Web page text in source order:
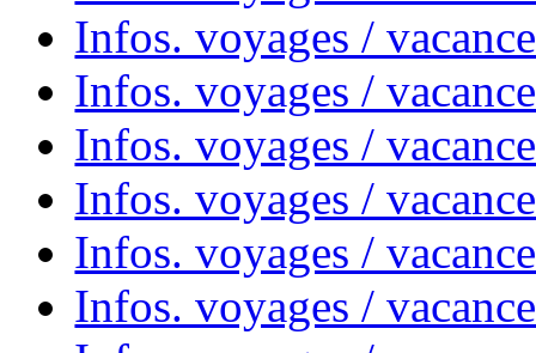
Infos. voyages /
Infos. voyages /
Infos. voyages /
Infos. voyages /
Infos. voyages /
Infos. voyages /